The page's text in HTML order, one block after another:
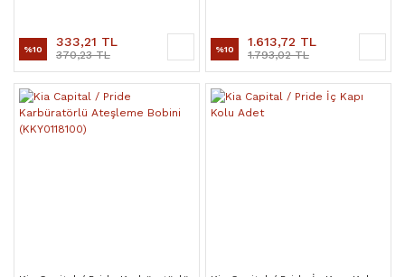
%10 333,21 TL
370,23 TL %10 1.613,72 TL
1.793,02 TL